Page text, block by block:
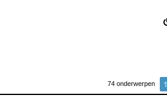
74 onderwerpen 1